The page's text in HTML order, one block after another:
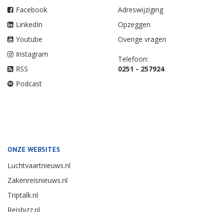
Facebook
LinkedIn
Youtube
Instagram
RSS
Podcast
Adreswijziging
Opzeggen
Overige vragen
Telefoon:
0251 - 257924
ONZE WEBSITES
Luchtvaartnieuws.nl
Zakenreisnieuws.nl
Triptalk.nl
Reisbizz.nl